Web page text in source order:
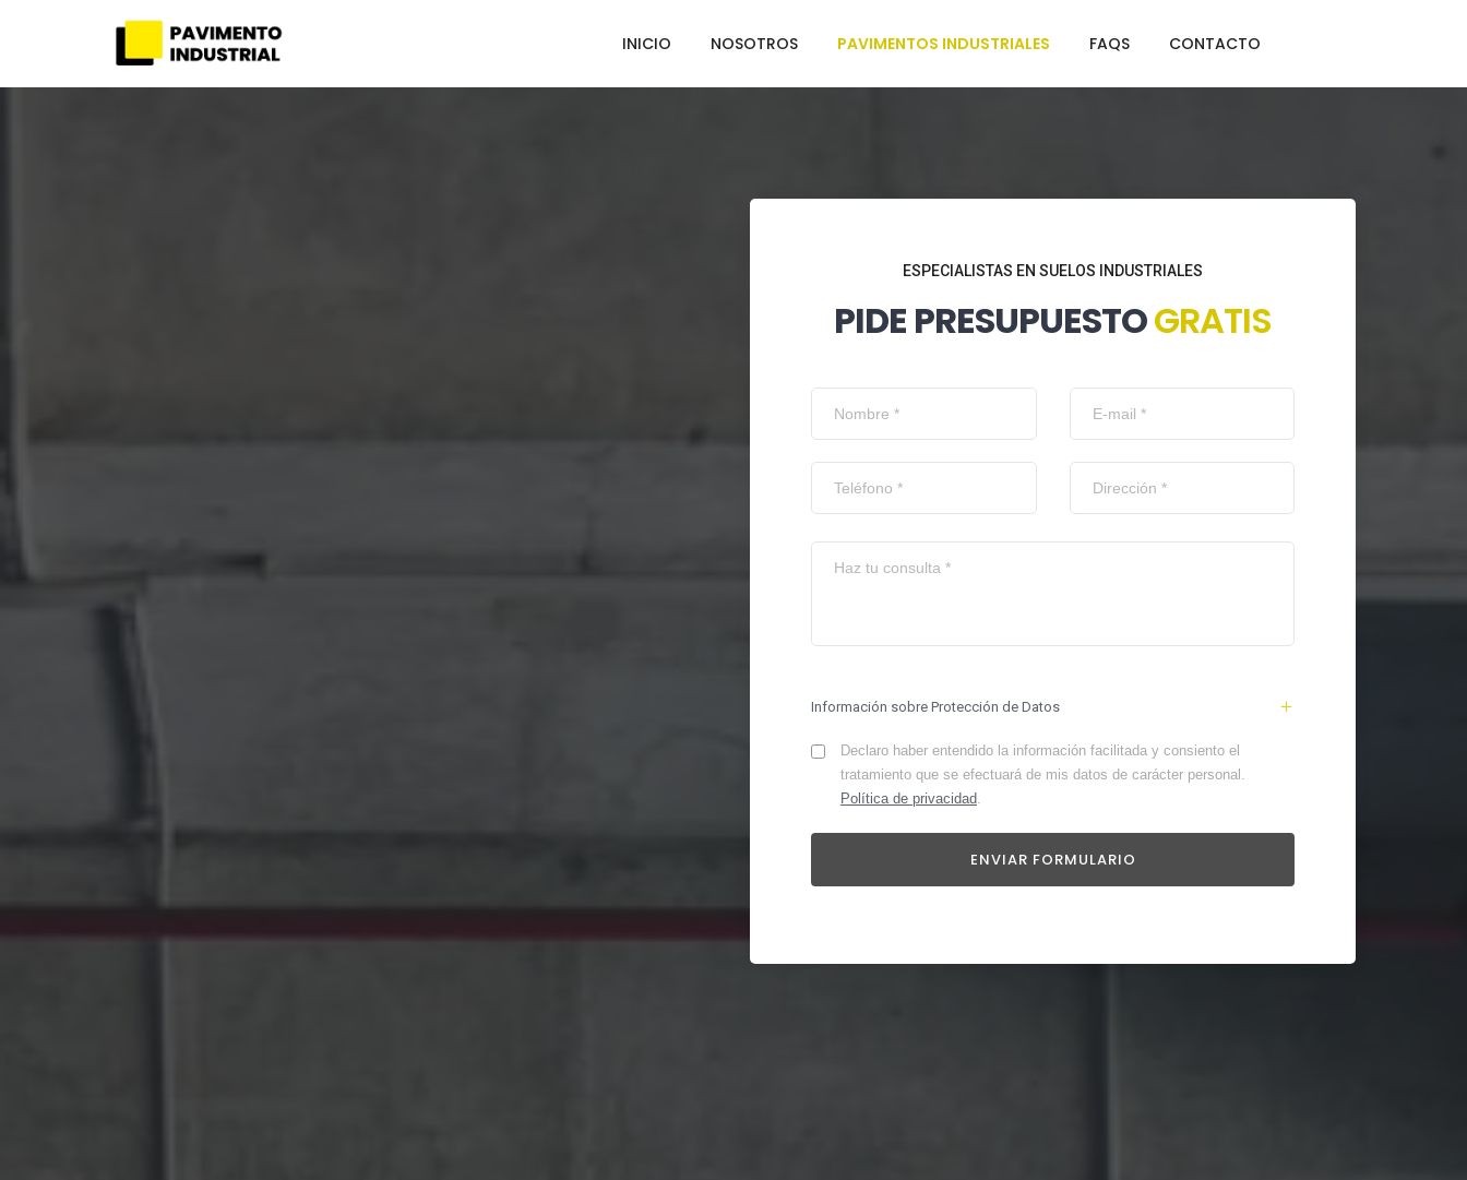
INICIO NOSOTROS PAVIMENTOS INDUSTRIALES FAQS CONTACTO
ESPECIALISTAS EN SUELOS INDUSTRIALES
PIDE PRESUPUESTOGRATIS
Información sobre Protección de Datos
Declaro haber entendido la información facilitada y consiento el
tratamiento que se efectuará de mis datos de carácter personal.
Política de privacidad.